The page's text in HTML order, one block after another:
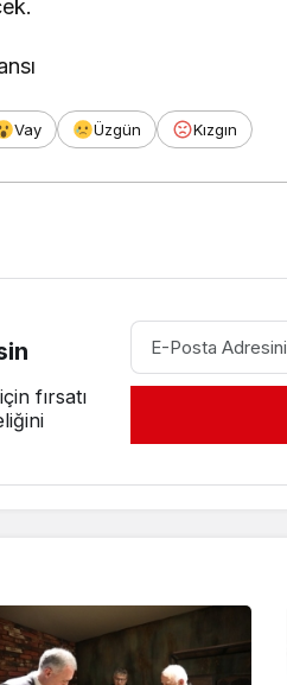
Vay Üzgün Kızgın
fırsatı